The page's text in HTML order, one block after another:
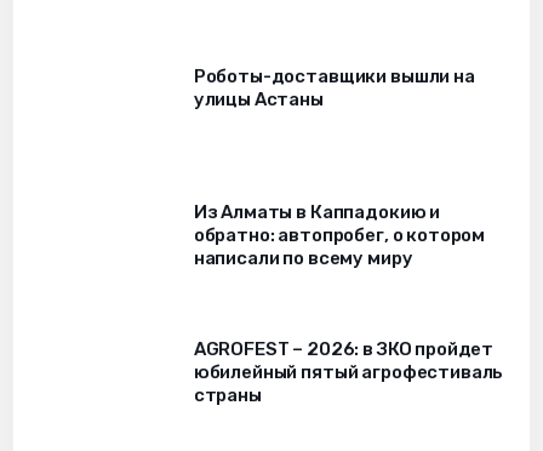
Роботы-доставщики вышли на
улицы Астаны
Из Алматы в Каппадокию и
обратно: автопробег, о котором
написали по всему миру
AGROFEST – 2026: в ЗКО пройдет
юбилейный пятый агрофестиваль
страны